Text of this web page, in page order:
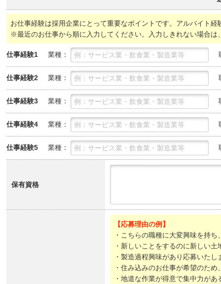
お仕事経験は採用企業にとって重要なポイントです。アルバイト
※最近のお仕事から順に入力してください。入力しきれない場合
仕事経験1 業種：
仕事経験2 業種：
仕事経験3 業種：
仕事経験4 業種：
仕事経験5 業種：
保有資格
【応募理由の例】
・こちらの職種に大変興味を持
・新しいことをするのに新しい
・製造過程興味があり応募いたし
・住み込みのお仕事が希望のた
・地道な作業が得意で集中力が